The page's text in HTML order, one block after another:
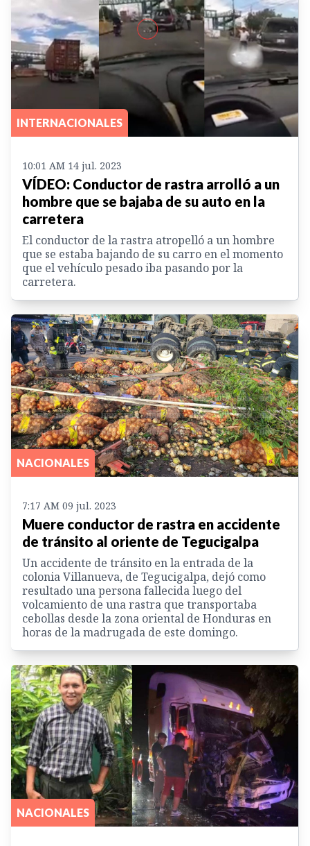
INTERNACIONALES
10:01 AM 14 jul. 2023
VÍDEO: Conductor de rastra arrolló a un
hombre que se bajaba de su auto en la
carretera
El conductor de la rastra atropelló a un hombre
que se estaba bajando de su carro en el momento
que el vehículo pesado iba pasando por la
carretera.
NACIONALES
7:17 AM 09 jul. 2023
Muere conductor de rastra en accidente
de tránsito al oriente de Tegucigalpa
Un accidente de tránsito en la entrada de la
colonia Villanueva, de Tegucigalpa, dejó como
resultado una persona fallecida luego del
volcamiento de una rastra que transportaba
cebollas desde la zona oriental de Honduras en
horas de la madrugada de este domingo.
NACIONALES